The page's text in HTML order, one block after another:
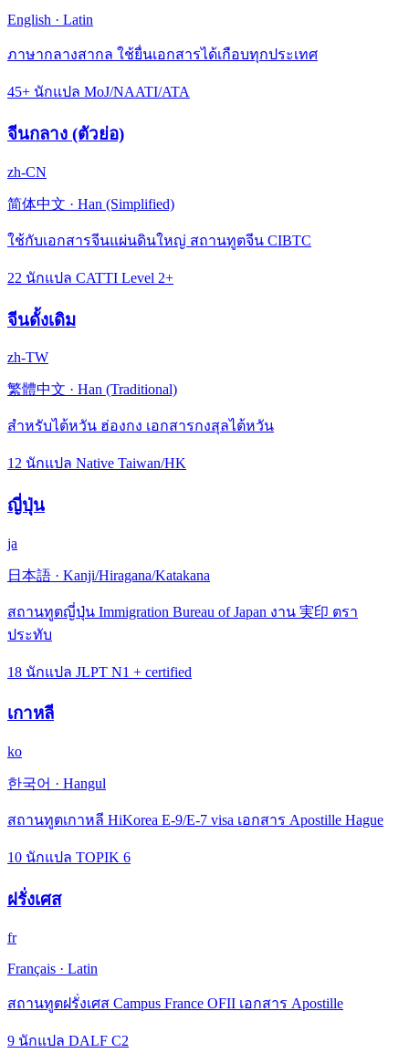
English · Latin
ภาษากลางสากล ใช้ยื่นเอกสารได้เกือบทุกประเทศ
45+ นักแปล MoJ/NAATI/ATA
จีนกลาง (ตัวย่อ)
zh-CN
简体中文 · Han (Simplified)
ใช้กับเอกสารจีนแผ่นดินใหญ่ สถานทูตจีน CIBTC
22 นักแปล CATTI Level 2+
จีนดั้งเดิม
zh-TW
繁體中文 · Han (Traditional)
สำหรับไต้หวัน ฮ่องกง เอกสารกงสุลไต้หวัน
12 นักแปล Native Taiwan/HK
ญี่ปุ่น
ja
日本語 · Kanji/Hiragana/Katakana
สถานทูตญี่ปุ่น Immigration Bureau of Japan งาน 実印 ตรา
ประทับ
18 นักแปล JLPT N1 + certified
เกาหลี
ko
한국어 · Hangul
สถานทูตเกาหลี HiKorea E-9/E-7 visa เอกสาร Apostille Hague
10 นักแปล TOPIK 6
ฝรั่งเศส
fr
Français · Latin
สถานทูตฝรั่งเศส Campus France OFII เอกสาร Apostille
9 นักแปล DALF C2